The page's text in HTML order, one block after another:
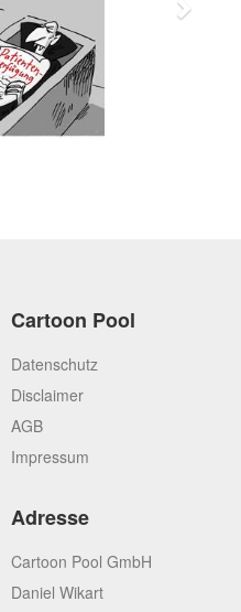
Cartoon Pool
Datenschutz
Disclaimer
AGB
Impressum
Adresse
Cartoon Pool GmbH
Daniel Wikart